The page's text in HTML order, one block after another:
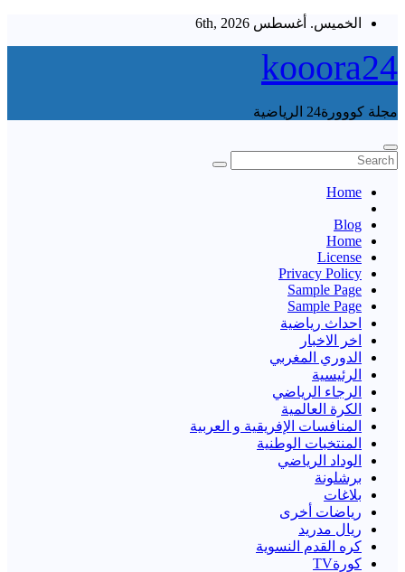
Skip
content
الخميس. أغسطس 6th, 2026
kooora24
مجلة كووورة24 الرياضية
Home
Blog
Home
License
Privacy Policy
Sample Page
Sample Page
احداث رياضية
اخر الاخبار
الدوري المغربي
الرئيسية
الرجاء الرياضي
الكرة العالمية
المنافسات الإفريقية و العربية
المنتخبات الوطنية
الوداد الرياضي
برشلونة
بلاغات
رياضات أخرى
ريال مدريد
كره القدم النسوية
كورةTV